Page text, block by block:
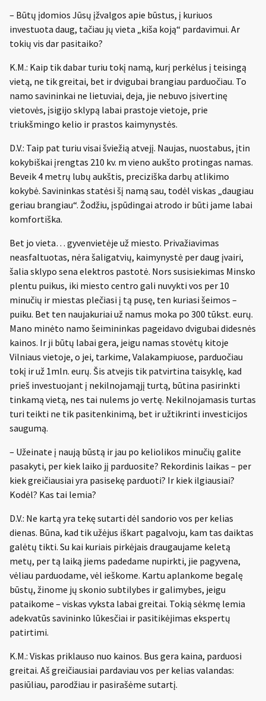
– Būtų įdomios Jūsų įžvalgos apie būstus, į kuriuos
investuota daug, tačiau jų vieta „kiša koją“ pardavimui. Ar
tokių vis dar pasitaiko?
K.M.: Kaip tik dabar turiu tokį namą, kurį perkėlus į teisingą
vietą, ne tik greitai, bet ir dvigubai brangiau parduočiau. To
namo savininkai ne lietuviai, deja, jie nebuvo įsivertinę
vietovės, įsigijo sklypą labai prastoje vietoje, prie
triukšmingo kelio ir prastos kaimynystės.
D.V.: Taip pat turiu visai šviežią atvejį. Naujas, nuostabus, įtin
kokybiškai įrengtas 210 kv. m vieno aukšto protingas namas.
Beveik 4 metrų lubų aukštis, preciziška darbų atlikimo
kokybė. Savininkas statėsi šį namą sau, todėl viskas „daugiau
geriau brangiau“. Žodžiu, įspūdingai atrodo ir būti jame labai
komfortiška.
Bet jo vieta… gyvenvietėje už miesto. Privažiavimas
neasfaltuotas, nėra šaligatvių, kaimynystė per daug įvairi,
šalia sklypo sena elektros pastotė. Nors susisiekimas Minsko
plentu puikus, iki miesto centro gali nuvykti vos per 10
minučių ir miestas plečiasi į tą pusę, ten kuriasi šeimos –
puiku. Bet ten naujakuriai už namus moka po 300 tūkst. eurų.
Mano minėto namo šeimininkas pageidavo dvigubai didesnės
kainos. Ir ji būtų labai gera, jeigu namas stovėtų kitoje
Vilniaus vietoje, o jei, tarkime, Valakampiuose, parduočiau
tokį ir už 1mln. eurų. Šis atvejis tik patvirtina taisyklę, kad
prieš investuojant į nekilnojamąjį turtą, būtina pasirinkti
tinkamą vietą, nes tai nulems jo vertę. Nekilnojamasis turtas
turi teikti ne tik pasitenkinimą, bet ir užtikrinti investicijos
saugumą.
– Užeinate į naują būstą ir jau po keliolikos minučių galite
pasakyti, per kiek laiko jį parduosite? Rekordinis laikas – per
kiek greičiausiai yra pasisekę parduoti? Ir kiek ilgiausiai?
Kodėl? Kas tai lemia?
D.V.: Ne kartą yra tekę sutarti dėl sandorio vos per kelias
dienas. Būna, kad tik užėjus iškart pagalvoju, kam tas daiktas
galėtų tikti. Su kai kuriais pirkėjais draugaujame keletą
metų, per tą laiką jiems padedame nupirkti, jie pagyvena,
vėliau parduodame, vėl ieškome. Kartu aplankome begalę
būstų, žinome jų skonio subtilybes ir galimybes, jeigu
pataikome – viskas vyksta labai greitai. Tokią sėkmę lemia
adekvatūs savininko lūkesčiai ir pasitikėjimas ekspertų
patirtimi.
K.M.: Viskas priklauso nuo kainos. Bus gera kaina, parduosi
greitai. Aš greičiausiai pardaviau vos per kelias valandas:
pasiūliau, parodžiau ir pasirašėme sutartį.